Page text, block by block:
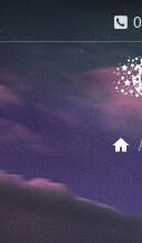

